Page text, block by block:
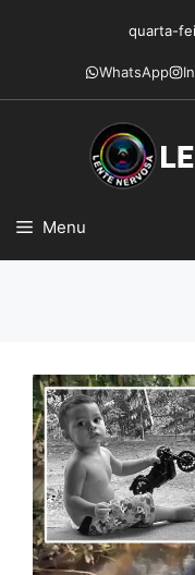
conteúdo
quarta-
WhatsApp
Menu